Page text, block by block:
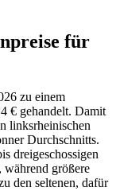
für
zu einem
€ gehandelt. Damit
linksrheinischen
Durchschnitts.
dreigeschossigen
während größere
den seltenen, dafür